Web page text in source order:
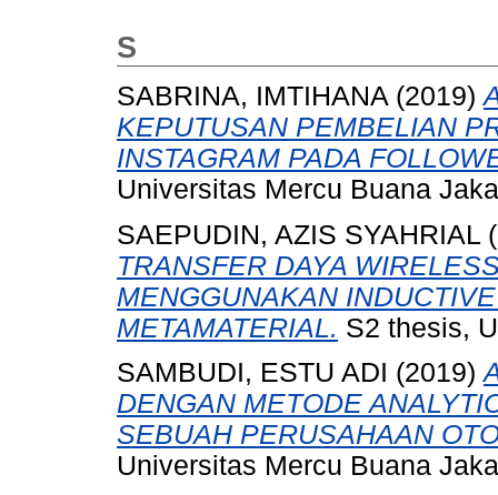
S
SABRINA, IMTIHANA (2019)
KEPUTUSAN PEMBELIAN
INSTAGRAM PADA
Universitas Mercu Buana
SAEPUDIN, AZIS SYAHRIAL
TRANSFER DAYA
MENGGUNAKAN
METAMATERIAL. S2 thesis,
SAMBUDI, ESTU ADI (2019)
DENGAN METODE
SEBUAH PERUSAHAAN
Universitas Mercu Buana